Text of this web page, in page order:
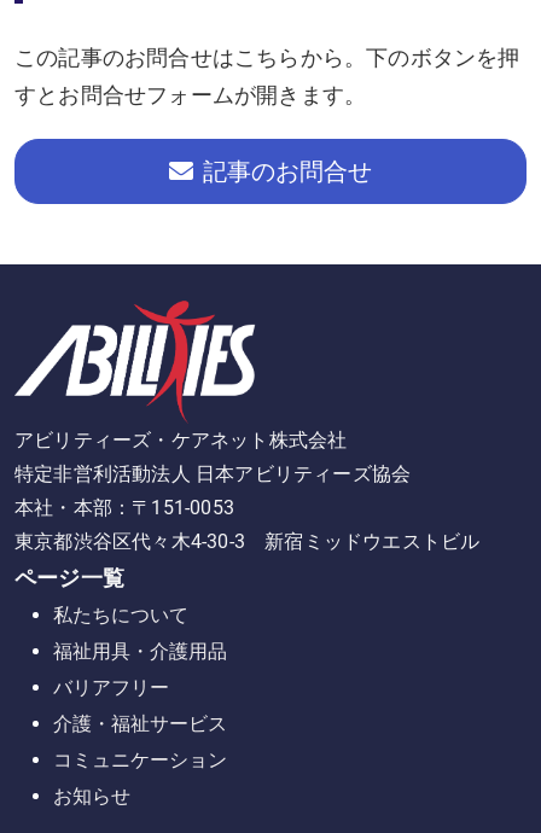
この記事のお問合せはこちらから。下のボタンを押
すとお問合せフォームが開きます。
記事のお問合せ
アビリティーズ・ケアネット株式会社
特定非営利活動法人 日本アビリティーズ協会
本社・本部：〒151-0053
東京都渋谷区代々木4-30-3 新宿ミッドウエストビル
ページ一覧
私たちについて
福祉用具・介護用品
バリアフリー
介護・福祉サービス
コミュニケーション
お知らせ